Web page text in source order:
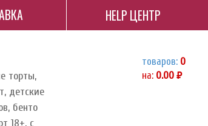
HELP ЦЕНТР
торты,
детские
бенто
18+, с
товаров: 0
на: 0.00 руб.